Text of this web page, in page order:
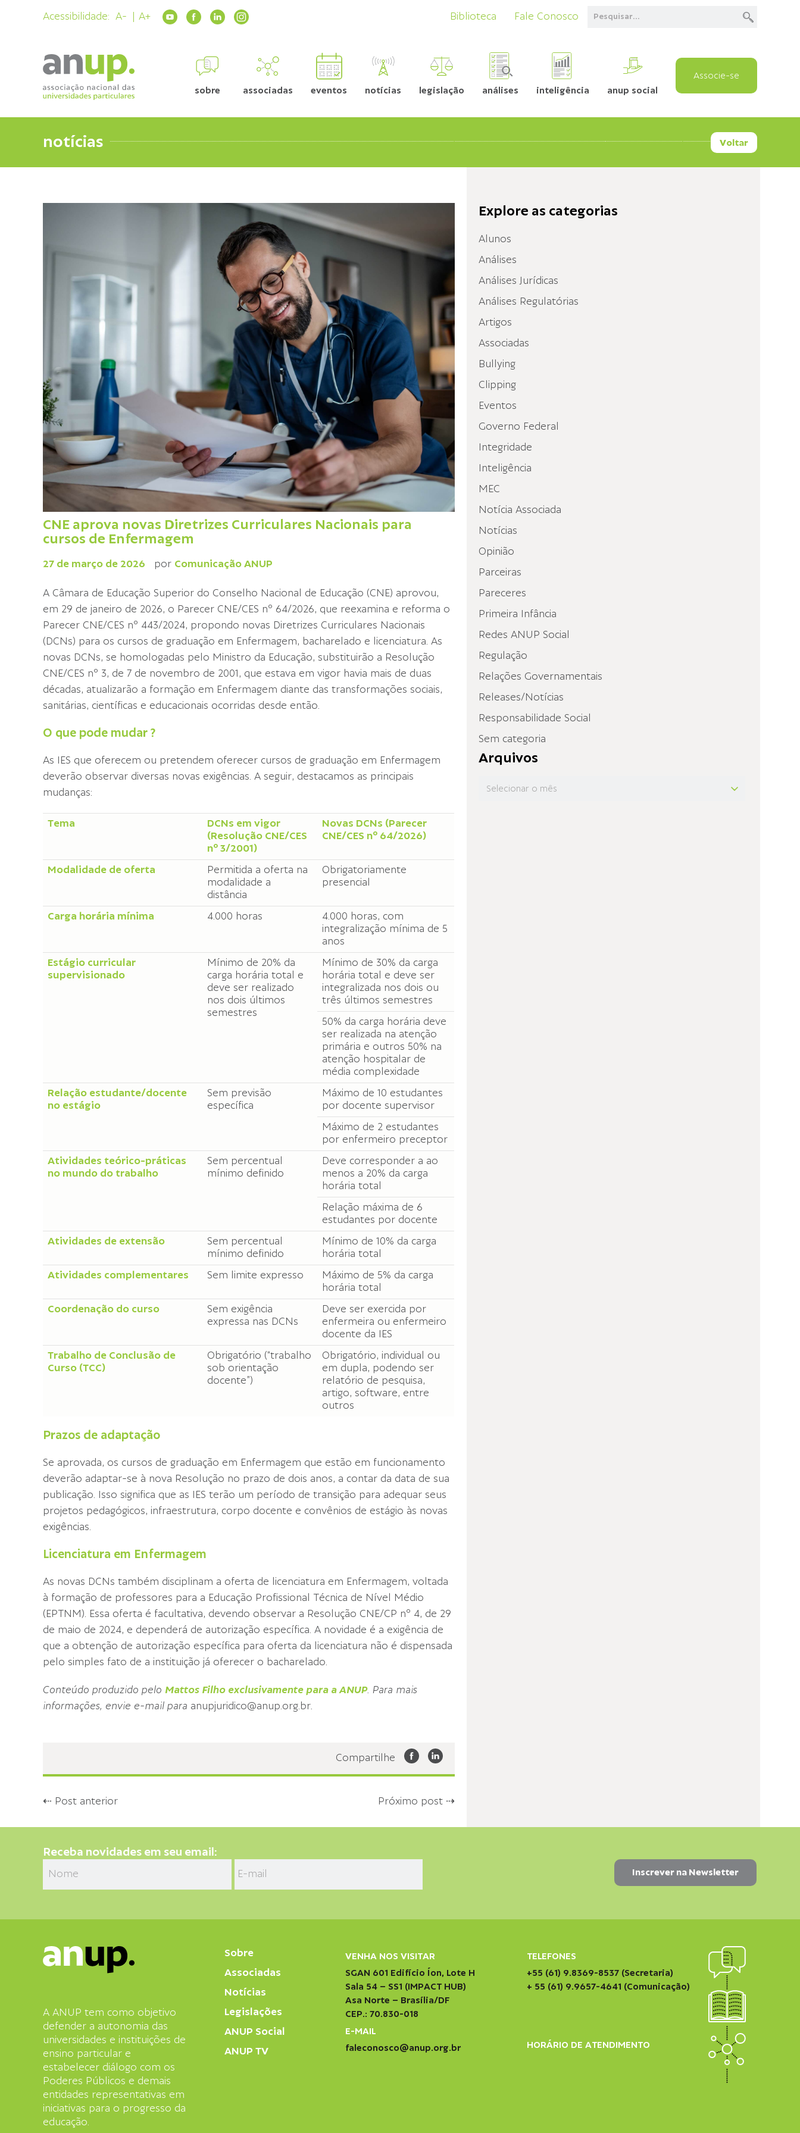
Acessibilidade: A- A+ Biblioteca Fale Conosco
sobre associadas eventos notícias legislação análises inteligência anup social
Associe-se
notícias Voltar
Explore as categorias
Alunos
Análises
Análises Jurídicas
Análises Regulatórias
Artigos
Associadas
Bullying
Clipping
Eventos
Governo Federal
Integridade
Inteligência
MEC
Notícia Associada
Notícias
Opinião
Parceiras
Pareceres
Primeira Infância
Redes ANUP Social
Regulação
Relações Governamentais
Releases/Notícias
Responsabilidade Social
Sem categoria
Arquivos
CNE aprova novas Diretrizes Curriculares Nacionais para
cursos de Enfermagem
27 de março de 2026 por Comunicação ANUP
A Câmara de Educação Superior do Conselho Nacional de Educação (CNE) aprovou,
em 29 de janeiro de 2026, o Parecer CNE/CES nº 64/2026, que reexamina e reforma o
Parecer CNE/CES nº 443/2024, propondo novas Diretrizes Curriculares Nacionais
(DCNs) para os cursos de graduação em Enfermagem, bacharelado e licenciatura. As
novas DCNs, se homologadas pelo Ministro da Educação, substituirão a Resolução
CNE/CES nº 3, de 7 de novembro de 2001, que estava em vigor havia mais de duas
décadas, atualizarão a formação em Enfermagem diante das transformações sociais,
sanitárias, científicas e educacionais ocorridas desde então.
O que pode mudar ?
As IES que oferecem ou pretendem oferecer cursos de graduação em Enfermagem
deverão observar diversas novas exigências. A seguir, destacamos as principais
mudanças:
Tema
DCNs em vigor
(Resolução CNE/CES
nº 3/2001)
Novas DCNs (Parecer
CNE/CES nº 64/2026)
Modalidade de oferta
Permitida a oferta na
modalidade a
distância
Obrigatoriamente
presencial
Carga horária mínima 4.000 horas
4.000 horas, com
integralização mínima de 5
anos
Estágio curricular
supervisionado
Mínimo de 20% da
carga horária total e
deve ser realizado
nos dois últimos
semestres
Mínimo de 30% da carga
horária total e deve ser
integralizada nos dois ou
três últimos semestres
50% da carga horária deve
ser realizada na atenção
primária e outros 50% na
atenção hospitalar de
média complexidade
Relação estudante/docente
no estágio
Sem previsão
específica
Máximo de 10 estudantes
por docente supervisor
Máximo de 2 estudantes
por enfermeiro preceptor
Atividades teórico-práticas
no mundo do trabalho
Sem percentual
mínimo definido
Deve corresponder a ao
menos a 20% da carga
horária total
Relação máxima de 6
estudantes por docente
Atividades de extensão
Sem percentual
mínimo definido
Mínimo de 10% da carga
horária total
Atividades complementares
Sem limite expresso
Máximo de 5% da carga
horária total
Coordenação do curso
Sem exigência
expressa nas DCNs
Deve ser exercida por
enfermeira ou enfermeiro
docente da IES
Trabalho de Conclusão de
Curso (TCC)
Obrigatório (“trabalho
sob orientação
docente”)
Obrigatório, individual ou
em dupla, podendo ser
relatório de pesquisa,
artigo, software, entre
outros
Prazos de adaptação
Se aprovada, os cursos de graduação em Enfermagem que estão em funcionamento
deverão adaptar-se à nova Resolução no prazo de dois anos, a contar da data de sua
publicação. Isso significa que as IES terão um período de transição para adequar seus
projetos pedagógicos, infraestrutura, corpo docente e convênios de estágio às novas
exigências.
Licenciatura em Enfermagem
As novas DCNs também disciplinam a oferta de licenciatura em Enfermagem, voltada
à formação de professores para a Educação Profissional Técnica de Nível Médio
(EPTNM). Essa oferta é facultativa, devendo observar a Resolução CNE/CP nº 4, de 29
de maio de 2024, e dependerá de autorização específica. A novidade é a exigência de
que a obtenção de autorização específica para oferta da licenciatura não é dispensada
pelo simples fato de a instituição já oferecer o bacharelado.
Conteúdo produzido pelo Mattos Filho exclusivamente para a ANUP. Para mais
informações, envie e-mail para anupjuridico@anup.org.br.
Compartilhe
⇠ Post anterior Próximo post ⇢
Receba novidades em seu email:
A ANUP tem como objetivo
defender a autonomia das
universidades e instituições de
ensino particular e
estabelecer diálogo com os
Poderes Públicos e demais
entidades representativas em
iniciativas para o progresso da
educação.
Sobre
Associadas
Notícias
Legislações
ANUP Social
ANUP TV
VENHA NOS VISITAR
SGAN 601 Edifício Íon, Lote H
Sala 54 – SS1 (IMPACT HUB)
Asa Norte – Brasília/DF
CEP.: 70.830-018
E-MAIL
faleconosco@anup.org.br
TELEFONES
+55 (61) 9.8369-8537 (Secretaria)
+ 55 (61) 9.9657-4641 (Comunicação)
HORÁRIO DE ATENDIMENTO